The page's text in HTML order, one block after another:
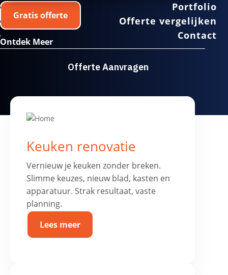
Portfolio
Offerte vergelijken
Contact
Offerte Aanvragen
Gratis offerte
Ontdek Meer
Keuken renovatie
Vernieuw je keuken zonder breken.
Slimme keuzes, nieuw blad, kasten en
apparatuur. Strak resultaat, vaste
planning.
Lees meer